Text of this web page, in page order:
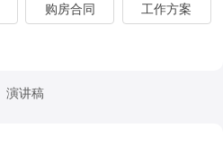
购房合同 工作方案
演讲稿